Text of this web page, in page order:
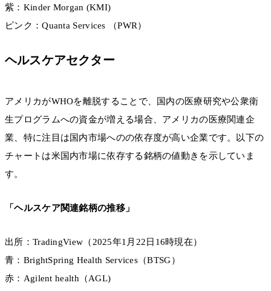
紫：Kinder Morgan (KMI)
ピンク：Quanta Services （PWR）
ヘルスケアセクター
アメリカがWHOを離脱することで、国内の医療研究や公衆衛
生プログラムへの資金が増える場合、アメリカの医療関連企
業、特に注目は国内市場へのの依存度が高い企業です。以下の
チャートは米国内市場に依存する銘柄の値動きを示していま
す。
「ヘルスケア関連銘柄の推移」
出所：TradingView（2025年1月22日16時現在）
青：BrightSpring Health Services（BTSG）
赤：Agilent health（AGL)